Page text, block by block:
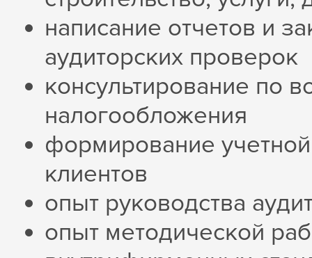
написание отчетов и
аудиторских проверок
консультирование по
налогообложения
формирование
клиентов
опыт руководства
опыт методической